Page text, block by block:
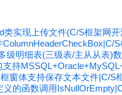
类实现上传文件(C/S框架网
级明细表(三级表/主从从表)
支持
窗体支持保存文本文件|C/S
义的函数调用